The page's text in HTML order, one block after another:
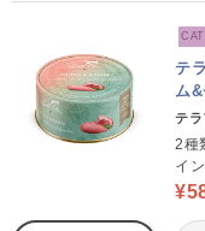
CAT
テ
ム
テラ
2種
イ